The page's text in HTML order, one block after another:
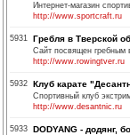
Интернет-магазин
http://www.sportcraft.ru
5931 Гребля в Тверской
Сайт посвящен гребным
http://www.rowingtver.ru
5932 Клуб карате
Спортивный клуб
http://www.desantnic.ru
5933 DODYANG - додянг,